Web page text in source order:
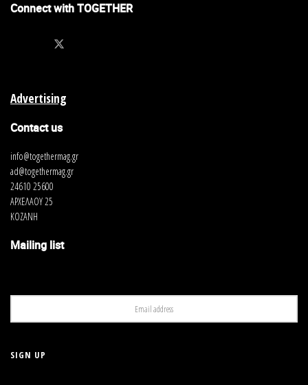
Connect with TOGETHER
Advertising
Contact us
info@togethermag.gr
ad@togethermag.gr
24610 25600
ΑΡΧΕΛΑΟΥ 25
ΚΟΖΑΝΗ
Mailing list